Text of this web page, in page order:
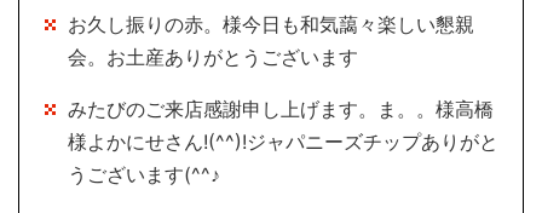
お久し振りの赤。様今日も和気藹々楽しい懇親
会。お土産ありがとうございます
みたびのご来店感謝申し上げます。ま。。様高橋
様よかにせさん!(^^)!ジャパニーズチップありがと
うございます(^^♪